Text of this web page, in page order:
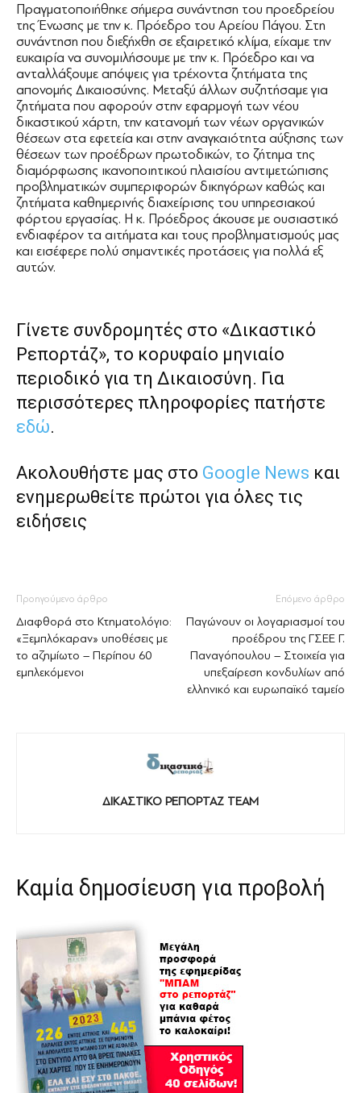
Πραγματοποιήθηκε σήμερα συνάντηση του προεδρείου
της Ένωσης με την κ. Πρόεδρο του Αρείου Πάγου. Στη
συνάντηση που διεξήχθη σε εξαιρετικό κλίμα, είχαμε την
ευκαιρία να συνομιλήσουμε με την κ. Πρόεδρο και να
ανταλλάξουμε απόψεις για τρέχοντα ζητήματα της
απονομής Δικαιοσύνης. Μεταξύ άλλων συζητήσαμε για
ζητήματα που αφορούν στην εφαρμογή των νέου
δικαστικού χάρτη, την κατανομή των νέων οργανικών
θέσεων στα εφετεία και στην αναγκαιότητα αύξησης των
θέσεων των προέδρων πρωτοδικών, το ζήτημα της
διαμόρφωσης ικανοποιητικού πλαισίου αντιμετώπισης
προβληματικών συμπεριφορών δικηγόρων καθώς και
ζητήματα καθημερινής διαχείρισης του υπηρεσιακού
φόρτου εργασίας. Η κ. Πρόεδρος άκουσε με ουσιαστικό
ενδιαφέρον τα αιτήματα και τους προβληματισμούς μας
και εισέφερε πολύ σημαντικές προτάσεις για πολλά εξ
αυτών.
Γίνετε συνδρομητές στο «Δικαστικό
Ρεπορτάζ», το κορυφαίο μηνιαίο
περιοδικό για τη Δικαιοσύνη. Για
περισσότερες πληροφορίες πατήστε
εδώ.
Ακολουθήστε μας στο Google News και
ενημερωθείτε πρώτοι για όλες τις
ειδήσεις
Προηγούμενο άρθρο
Διαφθορά στο Κτηματολόγιο:
«Ξεμπλόκαραν» υποθέσεις με
το αζημίωτο – Περίπου 60
εμπλεκόμενοι
Επόμενο άρθρο
Παγώνουν οι λογαριασμοί του
προέδρου της ΓΣΕΕ Γ.
Παναγόπουλου – Στοιχεία για
υπεξαίρεση κονδυλίων από
ελληνικό και ευρωπαϊκό ταμείο
ΔΙΚΑΣΤΙΚΟ ΡΕΠΟΡΤΑΖ TEAM
Καμία δημοσίευση για προβολή